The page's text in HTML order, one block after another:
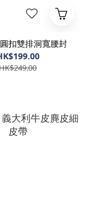
扣雙排洞寬腰封